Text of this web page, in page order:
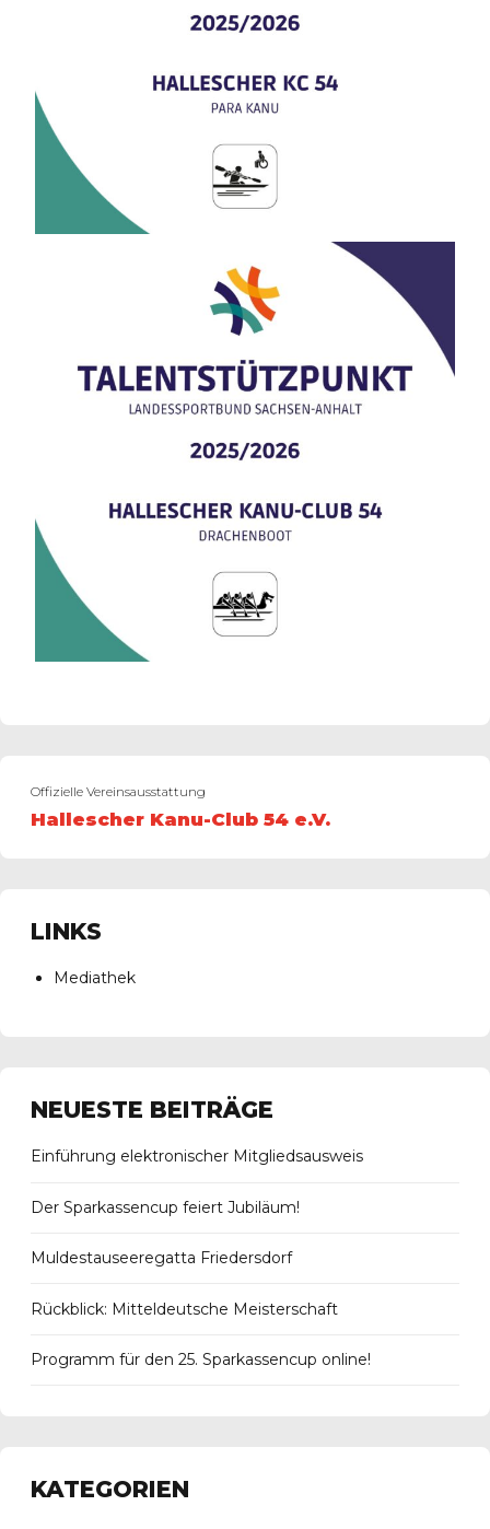
Offizielle Vereinsausstattung
Hallescher Kanu-Club 54 e.V.
LINKS
Mediathek
NEUESTE BEITRÄGE
Einführung elektronischer Mitgliedsausweis
Der Sparkassencup feiert Jubiläum!
Muldestauseeregatta Friedersdorf
Rückblick: Mitteldeutsche Meisterschaft
Programm für den 25. Sparkassencup online!
KATEGORIEN